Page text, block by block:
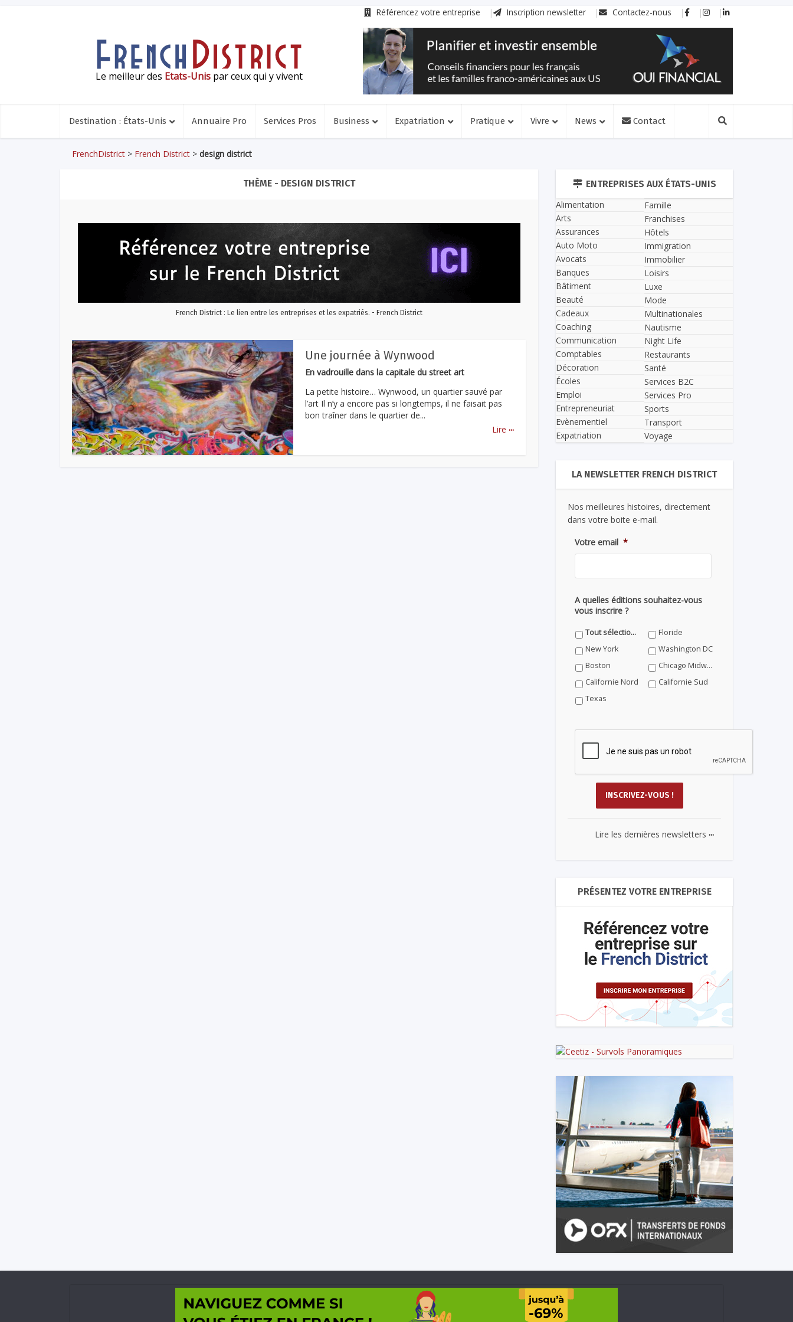
Référencez votre entreprise Inscription newsletter Contactez-nous
Le meilleur des Etats-Unis par ceux qui y vivent
Destination : États-Unis Annuaire Pro Services Pros Business Expatriation Pratique Vivre News Contact
FrenchDistrict > French District > design district
THÈME - DESIGN DISTRICT
French District : Le lien entre les entreprises et les expatriés. - French District
Une journée à Wynwood
En vadrouille dans la capitale du street art
La petite histoire… Wynwood, un quartier sauvé par
l’art Il n’y a encore pas si longtemps, il ne faisait pas
bon traîner dans le quartier de...
Lire ...
ENTREPRISES AUX ÉTATS-UNIS
Alimentation
Arts
Assurances
Auto Moto
Avocats
Banques
Bâtiment
Beauté
Cadeaux
Coaching
Communication
Comptables
Décoration
Écoles
Emploi
Entrepreneuriat
Evènementiel
Expatriation
Famille
Franchises
Hôtels
Immigration
Immobilier
Loisirs
Luxe
Mode
Multinationales
Nautisme
Night Life
Restaurants
Santé
Services B2C
Services Pro
Sports
Transport
Voyage
LA NEWSLETTER FRENCH DISTRICT
Nos meilleures histoires, directement
dans votre boite e-mail.
Votre email *
A quelles éditions souhaitez-vous
vous inscrire ?
Tout sélectionner
Floride
New York
Washington DC
Boston
Chicago Midwest
Californie Nord
Californie Sud
Texas
Lire les dernières newsletters ...
PRÉSENTEZ VOTRE ENTREPRISE